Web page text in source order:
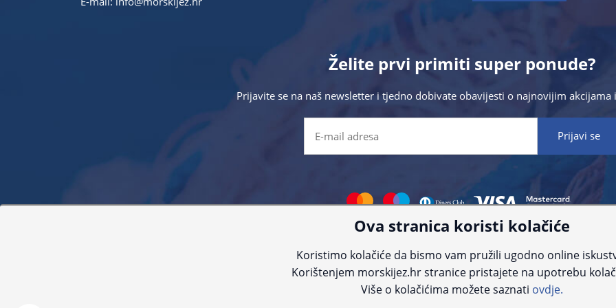
Želite prvi primiti super ponude?
Prijavite se na naš newsletter i tjedno dobivate obavijesti o najnovijim akcijama
proizvoda. Za najažurnije informacije kontaktirajte nas putem telefona:+385 23 231 761ili e-
© Morski jež 2022
Ova stranica koristi kolačiće
Koristimo kolačiće da bismo vam pružili ugodno online
Korištenjem morskijez.hr stranice pristajete na upotrebu
Više o kolačićima možete saznati ovdje.